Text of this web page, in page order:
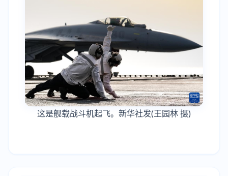
这是舰载战斗机起飞。新华社发(王园林 摄)